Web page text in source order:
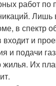
работ по
Лишь
в спектр
и
и подачи
Их